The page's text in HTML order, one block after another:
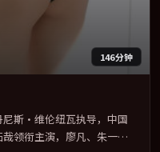
146分钟
尼斯·维伦纽瓦执导，中国
领衔主演，廖凡、朱一龙